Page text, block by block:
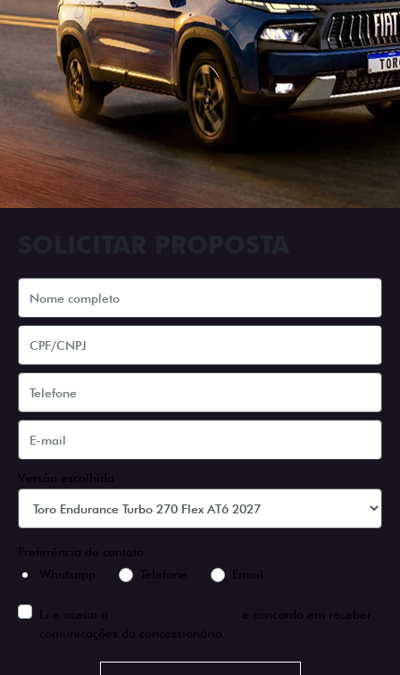
Versão escolhida
Preferência de contato:
Whatsapp
Telefone Email
Li e aceito a
e concordo em receber
comunicações da concessionária.